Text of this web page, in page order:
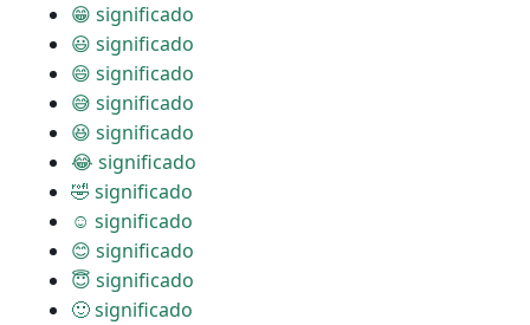
😁 significado
😃 significado
😄 significado
😅 significado
😆 significado
😂 significado
🤣 significado
☺ significado
😊 significado
😇 significado
🙂 significado